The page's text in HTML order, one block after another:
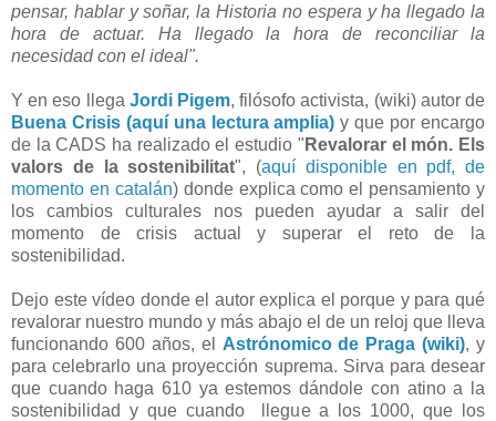
pensar, hablar y soñar, la Historia no espera y ha llegado la
hora de actuar. Ha llegado la hora de reconciliar la
necesidad con el ideal".
Y en eso llega Jordi Pigem, filósofo activista, (wiki) autor de
Buena Crisis (aquí una lectura amplia)y que por encargo
de la CADS ha realizado el estudio " Revalorar el món. Els
valors de la sostenibilitat", (aquí disponible en pdf, de
momento en catalán) donde explica como el pensamiento y
los cambios culturales nos pueden ayudar a salir del
momento de crisis actual y superar el reto de la
sostenibilidad.
Dejo este vídeo donde el autor explica el porque y para qué
revalorar nuestro mundo y más abajo el de un reloj que lleva
funcionando 600 años, el Astrónomico de Praga (wiki), y
para celebrarlo una proyección suprema. Sirva para desear
que cuando haga 610 ya estemos dándole con atino a la
sostenibilidad y que cuando llegue a los 1000, que los